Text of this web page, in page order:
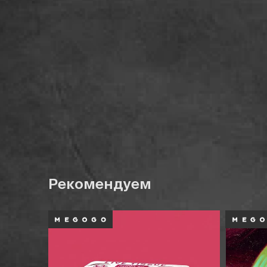
Рекомендуем